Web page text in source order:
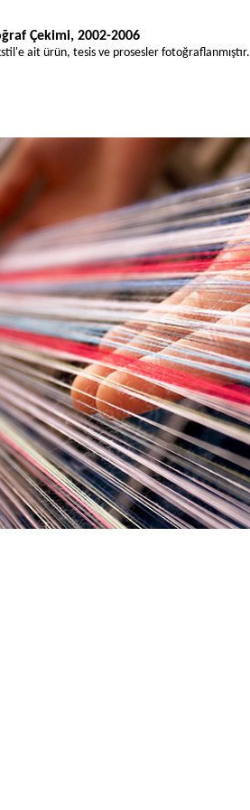
Çekimi, 2002-2006
ait ürün, tesis ve prosesler fotoğraflanmıştır.